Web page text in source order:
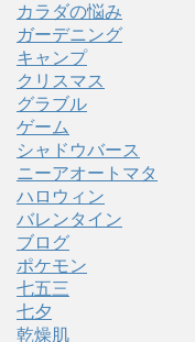
カラダの悩み
ガーデニング
キャンプ
クリスマス
グラブル
ゲーム
シャドウバース
ニーアオートマタ
ハロウィン
バレンタイン
ブログ
ポケモン
七五三
七夕
乾燥肌